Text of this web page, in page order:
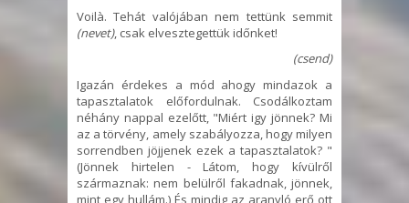
Voilà. Tehát valójában nem tettünk semmit
(nevet), csak elvesztegettük időnket!
(csend)
Igazán érdekes a mód ahogy mindazok a
tapasztalatok előfordulnak. Csodálkoztam
néhány nappal ezelőtt, "Miért igy jönnek? Mi
az a törvény, amely szabályozza, hogy milyen
sorrendben jöjjenek ezek a tapasztalatok? "
(Jönnek hirtelen - Látom, hogy kívülről
származnak: nem belülről fakadnak, jönnek,
mint egy hullám.) És mindig az aranyló erő ott